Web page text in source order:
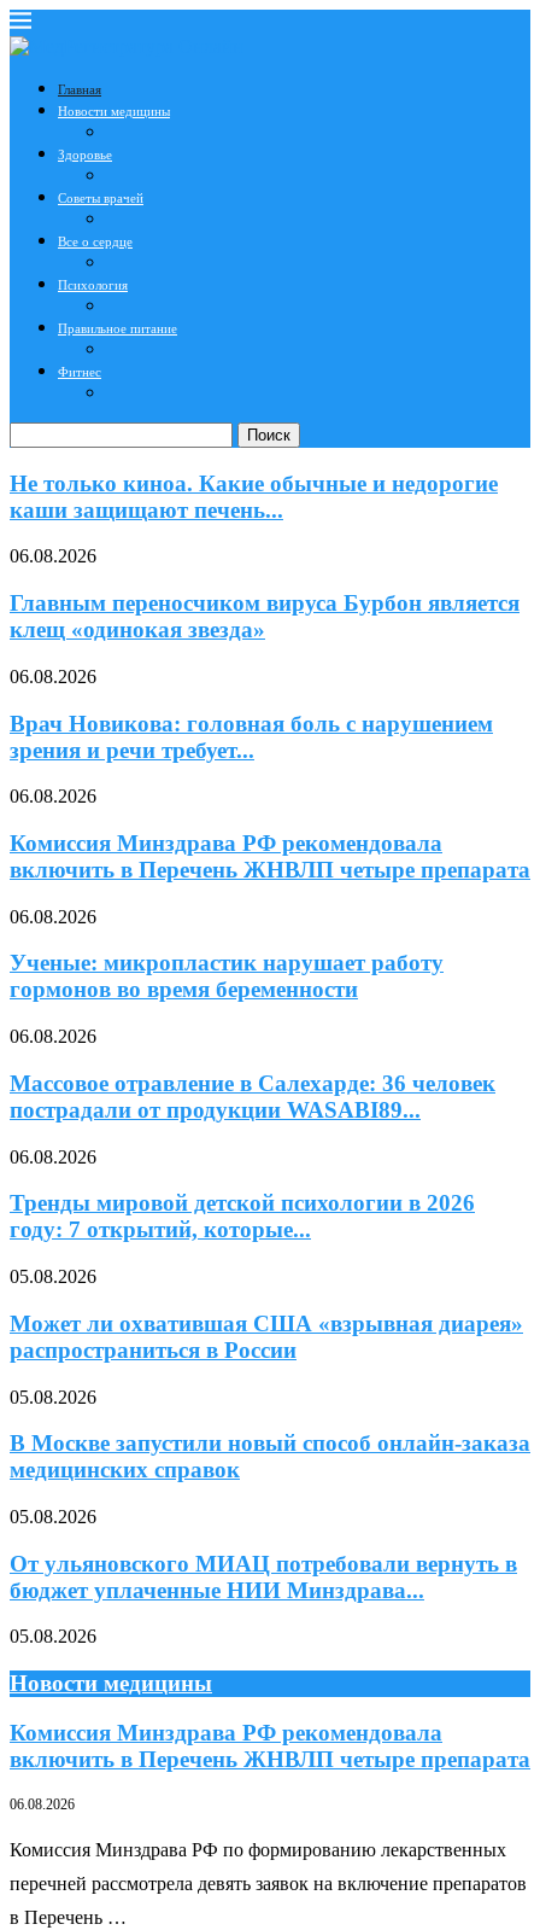
Главная
Новости медицины
Здоровье
Советы врачей
Все о сердце
Психология
Правильное питание
Фитнес
Поиск
Не только киноа. Какие обычные и недорогие
каши защищают печень...
06.08.2026
Главным переносчиком вируса Бурбон является
клещ «одинокая звезда»
06.08.2026
Врач Новикова: головная боль с нарушением
зрения и речи требует...
06.08.2026
Комиссия Минздрава РФ рекомендовала
включить в Перечень ЖНВЛП четыре препарата
06.08.2026
Ученые: микропластик нарушает работу
гормонов во время беременности
06.08.2026
Массовое отравление в Салехарде: 36 человек
пострадали от продукции WASABI89...
06.08.2026
Тренды мировой детской психологии в 2026
году: 7 открытий, которые...
05.08.2026
Может ли охватившая США «взрывная диарея»
распространиться в России
05.08.2026
В Москве запустили новый способ онлайн-заказа
медицинских справок
05.08.2026
От ульяновского МИАЦ потребовали вернуть в
бюджет уплаченные НИИ Минздрава...
05.08.2026
Новости медицины
Комиссия Минздрава РФ рекомендовала
включить в Перечень ЖНВЛП четыре препарата
06.08.2026
Комиссия Минздрава РФ по формированию лекарственных
перечней рассмотрела девять заявок на включение препаратов
в Перечень …